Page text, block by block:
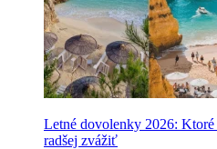
Letné dovolenky 2026:
radšej zvážiť